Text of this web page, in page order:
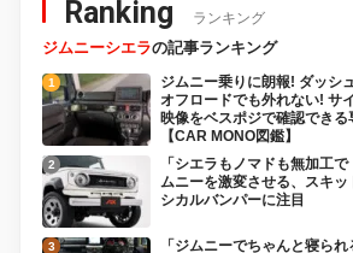
Ranking ランキング
ジムニーシエラの記事ランキング
ジムニー乗りに朗報! ダッシ
オフロードでも外れない! サ
映像をベスポジで確認でき
【CAR MONO図鑑】
「シエラもノマドも無加工
ムニーを激変させる、スキ
シカルバンパーに注目
「ジムニーでちゃんと寝ら